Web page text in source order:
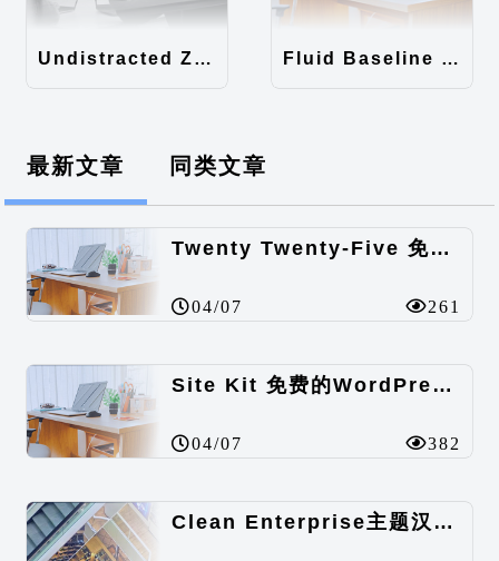
Undistracted Zen主题汉化包 Fluid Baseline Grid主题汉化包
最新文章 同类文章
Twenty Twenty-Five 免费的WordPress内容主题
04/07 261
Site Kit 免费的WordPress数据统计插件
04/07 382
Clean Enterprise主题汉化包